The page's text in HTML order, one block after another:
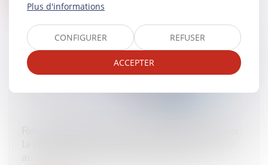
la victime peut agir à l’encontre du producteur
au sens de l’article 1240 du Code civil
Plus d'informations
CONFIGURER REFUSER
ACCEPTER